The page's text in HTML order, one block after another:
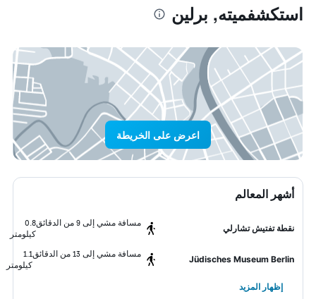
استكشفميته, برلين
اعرض على الخريطة
أشهر المعالم
نقطة تفتيش تشارلي
مسافة مشي إلى 9 من الدقائق
0.8
كيلومتر
Jüdisches Museum Berlin
مسافة مشي إلى 13 من الدقائق
1.1
كيلومتر
إظهار المزيد